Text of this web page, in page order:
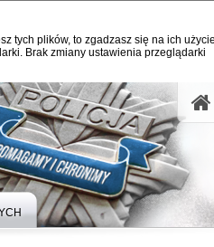
tych plików, to zgadzasz się na ich użycie
Brak zmiany ustawienia przeglądarki